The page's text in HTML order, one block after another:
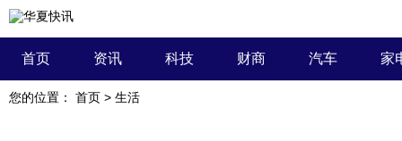
首页 资讯 科技 财商 汽车 家
您的位置： 首页 > 生活